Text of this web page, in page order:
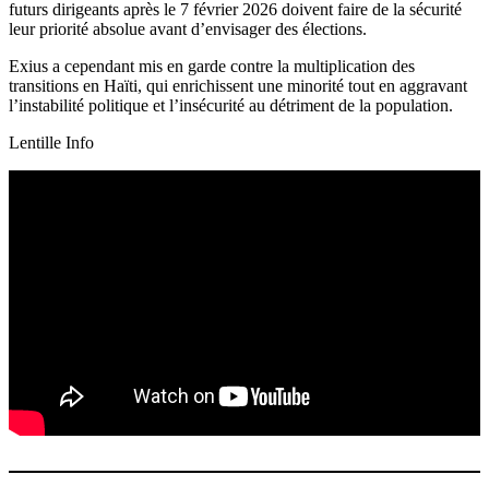
futurs dirigeants après le 7 février 2026 doivent faire de la sécurité
leur priorité absolue avant d’envisager des élections.
Exius a cependant mis en garde contre la multiplication des
transitions en Haïti, qui enrichissent une minorité tout en aggravant
l’instabilité politique et l’insécurité au détriment de la population.
Lentille Info